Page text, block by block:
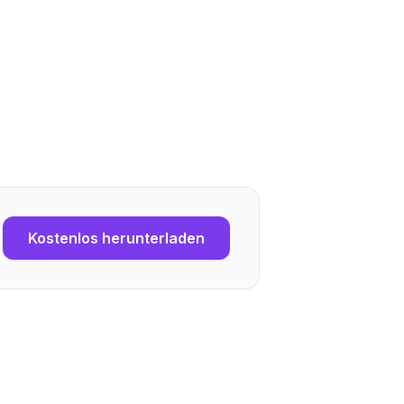
Kostenlos herunterladen